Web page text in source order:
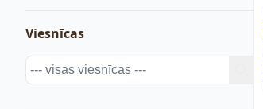
Viesnīcas